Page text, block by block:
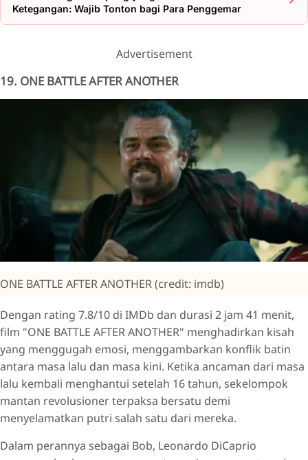
Ketegangan: Wajib Tonton bagi Para Penggemar
Advertisement
19. ONE BATTLE AFTER ANOTHER
ONE BATTLE AFTER ANOTHER (credit: imdb)
Dengan rating 7.8/10 di IMDb dan durasi 2 jam 41 menit,
film "ONE BATTLE AFTER ANOTHER" menghadirkan kisah
yang menggugah emosi, menggambarkan konflik batin
antara masa lalu dan masa kini. Ketika ancaman dari masa
lalu kembali menghantui setelah 16 tahun, sekelompok
mantan revolusioner terpaksa bersatu demi
menyelamatkan putri salah satu dari mereka.
Dalam perannya sebagai Bob, Leonardo DiCaprio